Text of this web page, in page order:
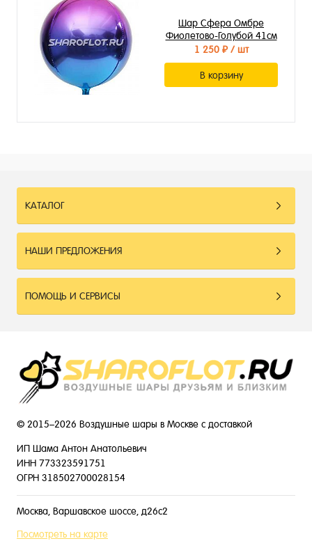
Шар Сфера Омбре
Фиолетово-Голубой 41см
1 250 ₽/ шт
В корзину
КАТАЛОГ
НАШИ ПРЕДЛОЖЕНИЯ
ПОМОЩЬ И СЕРВИСЫ
© 2015–2026 Воздушные шары в Москве с доставкой
ИП Шама Антон Анатольевич
ИНН 773323591751
ОГРН 318502700028154
Москва, Варшавское шоссе, д26с2
Посмотреть на карте